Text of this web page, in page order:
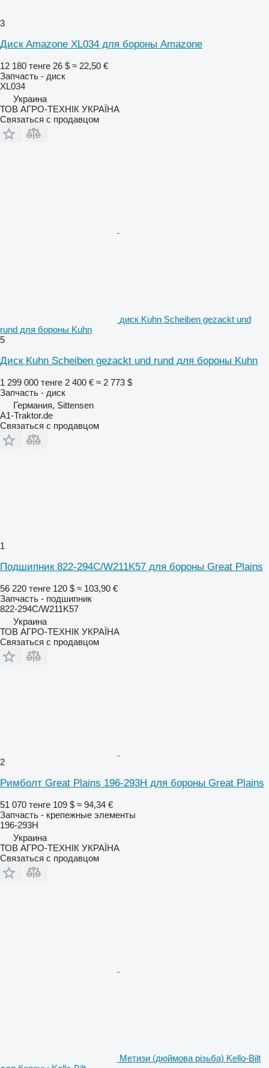
3
Диск Amazone XL034 для бороны Amazone
12 180 тенге 26 $ ≈ 22,50 €
Запчасть - диск
XL034
Украина
ТОВ АГРО-ТЕХНІК УКРАЇНА
Связаться с продавцом
диск Kuhn Scheiben gezackt und
rund для бороны Kuhn
5
Диск Kuhn Scheiben gezackt und rund для бороны Kuhn
1 299 000 тенге 2 400 € ≈ 2 773 $
Запчасть - диск
Германия, Sittensen
A1-Traktor.de
Связаться с продавцом
1
Подшипник 822-294C/W211K57 для бороны Great Plains
56 220 тенге 120 $ ≈ 103,90 €
Запчасть - подшипник
822-294C/W211K57
Украина
ТОВ АГРО-ТЕХНІК УКРАЇНА
Связаться с продавцом
2
Римболт Great Plains 196-293H для бороны Great Plains
51 070 тенге 109 $ ≈ 94,34 €
Запчасть - крепежные элементы
196-293H
Украина
ТОВ АГРО-ТЕХНІК УКРАЇНА
Связаться с продавцом
Метизи (дюймова різьба) Kello-Bilt